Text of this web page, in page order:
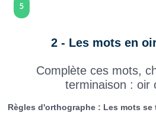
5
2 - Les mots en
Complète ces mots,
terminaison : oir
Règles d'orthographe : Les mots